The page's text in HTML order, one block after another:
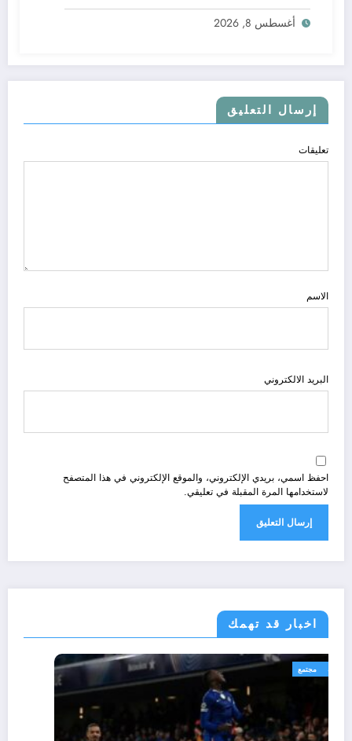
أغسطس 8, 2026
إرسال التعليق
تعليقات
الاسم
البريد الالكتروني
احفظ اسمي، بريدي الإلكتروني، والموقع الإلكتروني في هذا المتصفح
لاستخدامها المرة المقبلة في تعليقي.
اخبار قد تهمك
رياضة